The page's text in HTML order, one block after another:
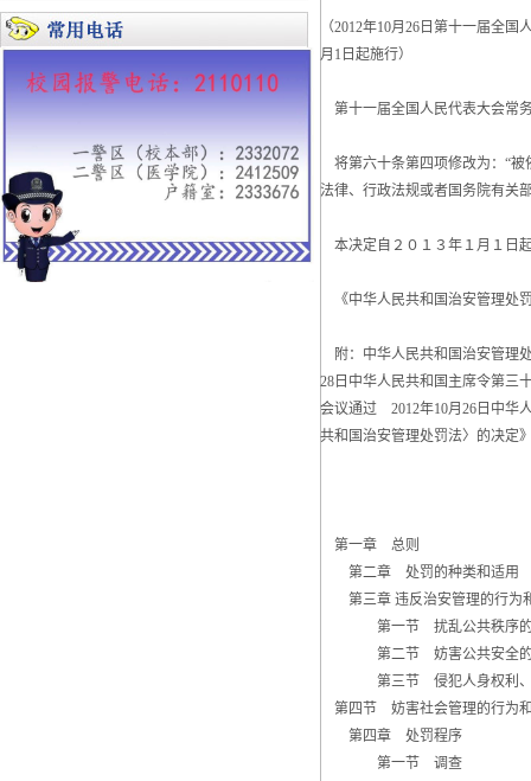
（2012年10月26日第十一届全
月1日起施行）
第十一届全国人民代表大会常
将第六十条第四项修改为：“被
法律、行政法规或者国务院有关
本决定自２０１３年１月１日
《中华人民共和国治安管理处
附：中华人民共和国治安管理
28日中华人民共和国主席令第三
会议通过 2012年10月26日中华
共和国治安管理处罚法〉的决定
第一章 总则
第二章 处罚的种类和适用
第三章 违反治安管理的行为
第一节 扰乱公共秩序的
第二节 妨害公共安全的
第三节 侵犯人身权利、财
第四节 妨害社会管理的行为
第四章 处罚程序
第一节 调查